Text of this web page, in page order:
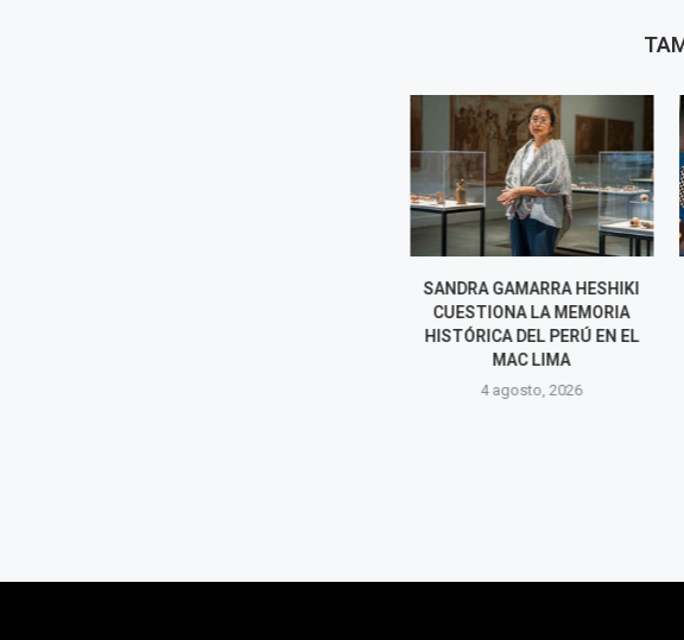
SANDRA GAMARRA HESHIKI
CUESTIONA LA MEMORIA
HISTÓRICA DEL PERÚ EN EL
MAC LIMA
4 agosto, 2026